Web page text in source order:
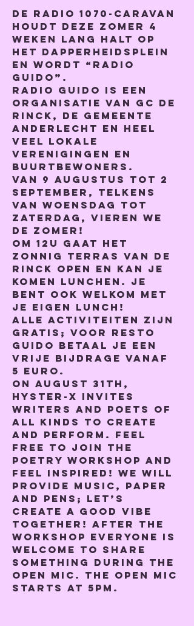
De Radio 1070-caravan
houdt deze zomer 4
weken lang halt op
het Dapperheidsplein
en wordt “Radio
Guido” .
Radio Guido is een
organisatie van GC De
Rinck, de gemeente
Anderlecht en heel
veel lokale
verenigingen en
buurtbewoners.
Van 9 augustus tot 2
september, telkens
van woensdag tot
zaterdag, vieren we
de zomer!
Om 12u gaat het
zonnig terras van De
Rinck open en kan je
komen lunchen. Je
bent ook welkom met
je eigen lunch!
Alle activiteiten zijn
gratis; voor Resto
Guido betaal je een
vrije bijdrage vanaf
5 euro.
On august 31th,
Hyster-X invites
writers and poets of
all kinds to create
and perform. Feel
free to join the
poetry workshop and
feel inspired! We will
provide music, paper
and pens; let’s
create a good vibe
together! After the
workshop everyone is
welcome to share
something during the
open mic. The open mic
starts at 5pm.